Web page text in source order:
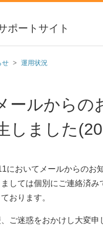
ポートサイト
せ 運用状況
ールから
しました
においてメールからのお
しては個別にご連絡済み
おります。
ご迷惑をおかけし大変申